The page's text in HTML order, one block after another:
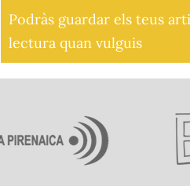
Podràs guardar els teus
lectura quan vulguis